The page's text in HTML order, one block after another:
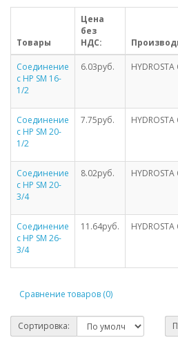
Товары
Цена
без
НДС:
Соединение
с НР SM 16-
1/2
6.03руб. HYDROSTA
Соединение
с НР SM 20-
1/2
7.75руб. HYDROSTA
Соединение
с НР SM 20-
3/4
8.02руб. HYDROSTA
Соединение
с НР SM 26-
3/4
11.64руб. HYDROSTA
Сравнение товаров (0)
Сортировка: